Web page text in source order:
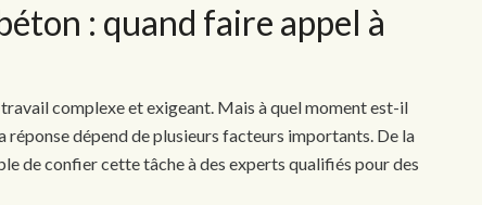
: quand faire appel à
complexe et exigeant. Mais à quel moment est-il
réponse dépend de plusieurs facteurs importants. De la
de confier cette tâche à des experts qualifiés pour des